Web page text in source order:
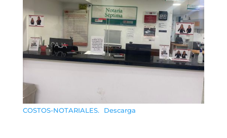
COSTOS-NOTARIALES. Descarga